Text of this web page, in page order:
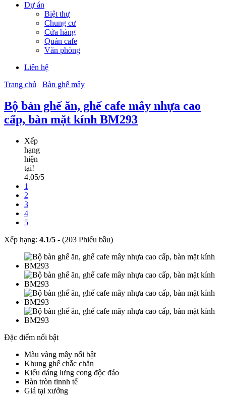
Dự án
Biệt thự
Chung cư
Cửa hàng
Quán cafe
Văn phòng
Liên hệ
Trang chủ
Bàn ghế mây
Bộ bàn ghế ăn, ghế cafe mây nhựa cao
cấp, bàn mặt kính BM293
Xếp
hạng
hiện
tại!
4.05/5
1
2
3
4
5
Xếp hạng: 4.1/5 - (203 Phiếu bầu)
Đặc điểm nổi bật
Màu vàng mây nổi bật
Khung ghế chắc chắn
Kiểu dáng lưng cong độc đáo
Bàn tròn tinnh tế
Giá tại xưởng